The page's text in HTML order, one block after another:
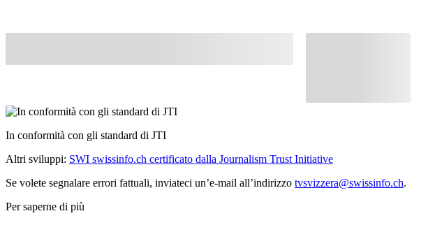
In conformità con gli standard di JTI
Altri sviluppi: SWI swissinfo.ch certificato dalla Journalism Trust Initiative
Se volete segnalare errori fattuali, inviateci un’e-mail all’indirizzo tvsvizzera@swissinfo.ch.
Per saperne di più